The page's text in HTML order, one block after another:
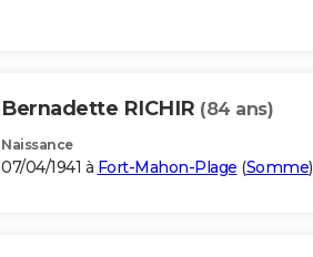
Bernadette RICHIR (84 ans)
Naissance
07/04/1941 à Fort-Mahon-Plage (Somme)